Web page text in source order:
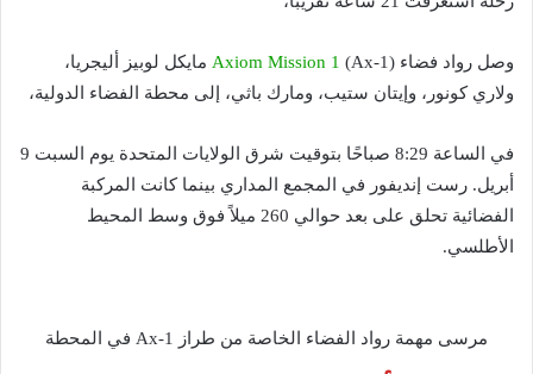
وصل رواد فضاء Axiom Mission 1 (Ax-1) مايكل لوبيز أليجريا،
ولاري كونور، وإيتان ستيب، ومارك باثي، إلى محطة الفضاء الدولية،
في الساعة 8:29 صباحًا بتوقيت شرق الولايات المتحدة يوم السبت 9
أبريل. رست إنديفور في المجمع المداري بينما كانت المركبة
الفضائية تحلق على بعد حوالي 260 ميلاً فوق وسط المحيط
الأطلسي.
مرسى مهمة رواد الفضاء الخاصة من طراز Ax-1 في المحطة